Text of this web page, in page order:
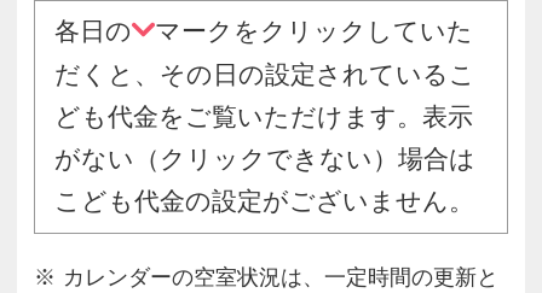
各日の
マークをクリックしていた
だくと、その日の設定されているこ
ども代金をご覧いただけます。表示
がない（クリックできない）場合は
こども代金の設定がございません。
カレンダーの空室状況は、一定時間の更新と